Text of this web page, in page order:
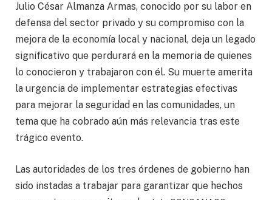
Julio César Almanza Armas, conocido por su labor en
defensa del sector privado y su compromiso con la
mejora de la economía local y nacional, deja un legado
significativo que perdurará en la memoria de quienes
lo conocieron y trabajaron con él. Su muerte amerita
la urgencia de implementar estrategias efectivas
para mejorar la seguridad en las comunidades, un
tema que ha cobrado aún más relevancia tras este
trágico evento.
Las autoridades de los tres órdenes de gobierno han
sido instadas a trabajar para garantizar que hechos